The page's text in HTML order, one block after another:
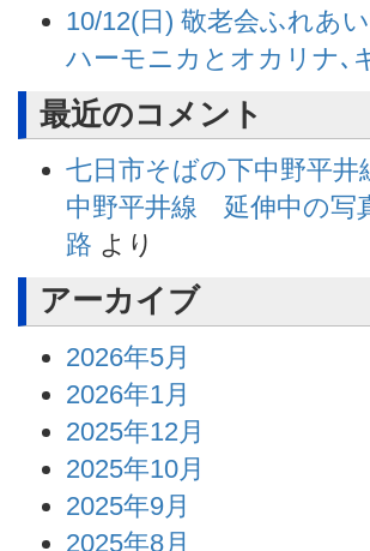
10/12(日) 敬老会ふれあ
ハーモニカとオカリナ､
最近のコメント
七日市そばの下中野平井
中野平井線 延伸中の写
路 より
アーカイブ
2026年5月
2026年1月
2025年12月
2025年10月
2025年9月
2025年8月